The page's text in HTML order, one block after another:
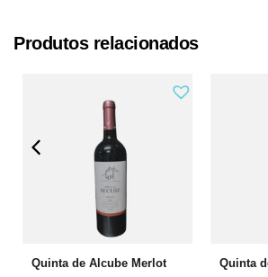
Produtos relacionados
Quinta de Alcube Merlot